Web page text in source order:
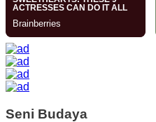
Seni Budaya